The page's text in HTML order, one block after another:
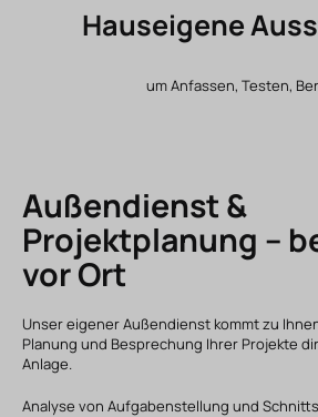
Hauseigene
um Anfassen, Testen,
Außendienst &
Projektplanung –
vor Ort
Unser eigener Außendienst kommt zu
Planung und Besprechung Ihrer Projekte
Anlage.
Analyse von Aufgabenstellung und